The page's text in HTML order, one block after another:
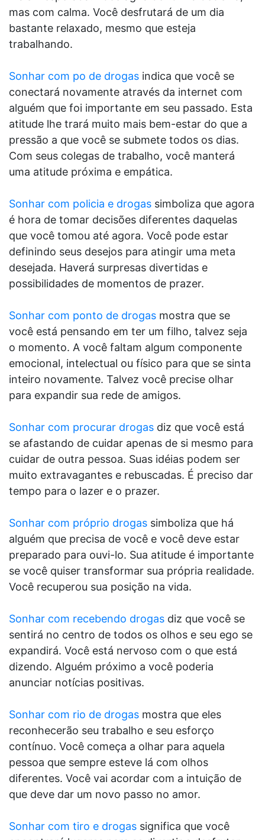
mas com calma. Você desfrutará de um dia
bastante relaxado, mesmo que esteja
trabalhando.
Sonhar com po de drogas indica que você se
conectará novamente através da internet com
alguém que foi importante em seu passado. Esta
atitude lhe trará muito mais bem-estar do que a
pressão a que você se submete todos os dias.
Com seus colegas de trabalho, você manterá
uma atitude próxima e empática.
Sonhar com policia e drogas simboliza que agora
é hora de tomar decisões diferentes daquelas
que você tomou até agora. Você pode estar
definindo seus desejos para atingir uma meta
desejada. Haverá surpresas divertidas e
possibilidades de momentos de prazer.
Sonhar com ponto de drogas mostra que se
você está pensando em ter um filho, talvez seja
o momento. A você faltam algum componente
emocional, intelectual ou físico para que se sinta
inteiro novamente. Talvez você precise olhar
para expandir sua rede de amigos.
Sonhar com procurar drogas diz que você está
se afastando de cuidar apenas de si mesmo para
cuidar de outra pessoa. Suas idéias podem ser
muito extravagantes e rebuscadas. É preciso dar
tempo para o lazer e o prazer.
Sonhar com próprio drogas simboliza que há
alguém que precisa de você e você deve estar
preparado para ouvi-lo. Sua atitude é importante
se você quiser transformar sua própria realidade.
Você recuperou sua posição na vida.
Sonhar com recebendo drogas diz que você se
sentirá no centro de todos os olhos e seu ego se
expandirá. Você está nervoso com o que está
dizendo. Alguém próximo a você poderia
anunciar notícias positivas.
Sonhar com rio de drogas mostra que eles
reconhecerão seu trabalho e seu esforço
contínuo. Você começa a olhar para aquela
pessoa que sempre esteve lá com olhos
diferentes. Você vai acordar com a intuição de
que deve dar um novo passo no amor.
Sonhar com tiro e drogas significa que você